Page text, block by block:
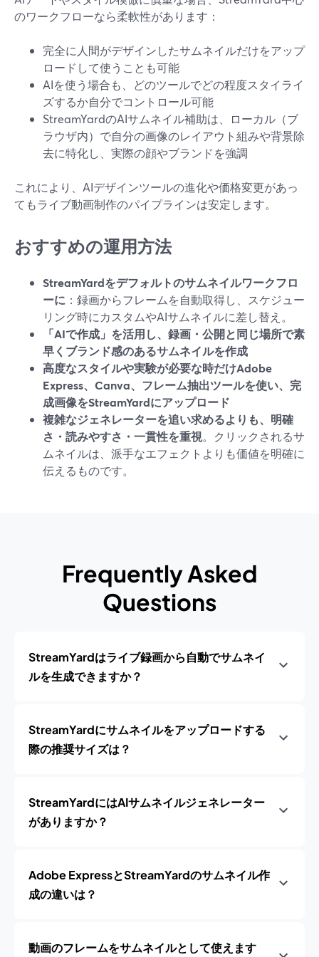
のワークフローなら柔軟性があります：
完全に人間がデザインしたサムネイルだけをアップ
ロードして使うことも可能
AIを使う場合も、どのツールでどの程度スタイライ
ズするか自分でコントロール可能
StreamYardのAIサムネイル補助は、ローカル（ブ
ラウザ内）で自分の画像のレイアウト組みや背景除
去に特化し、実際の顔やブランドを強調
これにより、AIデザインツールの進化や価格変更があっ
てもライブ動画制作のパイプラインは安定します。
おすすめの運用方法
StreamYardをデフォルトのサムネイルワークフロ
ーに ：録画からフレームを自動取得し、スケジュー
リング時にカスタムやAIサムネイルに差し替え。
「AIで作成」を活用し、録画・公開と同じ場所で素
早くブランド感のあるサムネイルを作成
高度なスタイルや実験が必要な時だけAdobe
Express、Canva、フレーム抽出ツールを使い、完
成画像をStreamYardにアップロード
複雑なジェネレーターを追い求めるよりも、明確
さ・読みやすさ・一貫性を重視。クリックされるサ
ムネイルは、派手なエフェクトよりも価値を明確に
伝えるものです。
Frequently Asked
Questions
StreamYardはライブ録画から自動でサムネイ
ルを生成できますか？
StreamYardにサムネイルをアップロードする
際の推奨サイズは？
StreamYardにはAIサムネイルジェネレーター
がありますか？
Adobe ExpressとStreamYardのサムネイル作
成の違いは？
動画のフレームをサムネイルとして使えます